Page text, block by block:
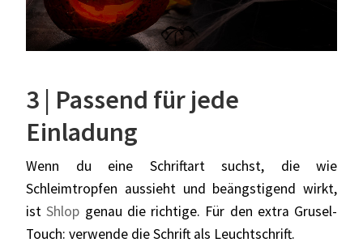
3 | Passend für jede
Einladung
Wenn du eine Schriftart suchst, die wie
Schleimtropfen aussieht und beängstigend wirkt,
istShlop genau die richtige. Für den extra Grusel-
Touch: verwende die Schrift als Leuchtschrift.